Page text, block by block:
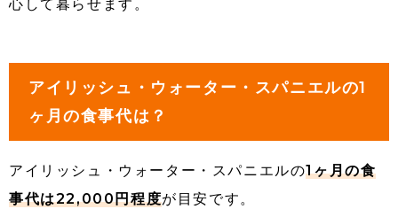
心して暮らせます。
アイリッシュ・ウォーター・スパニエルの1
ヶ月の食事代は？
アイリッシュ・ウォーター・スパニエルの1ヶ月の食
事代は22,000円程度が目安です。